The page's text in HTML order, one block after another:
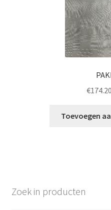
€174.20
Toevoegen
Zoek in producten